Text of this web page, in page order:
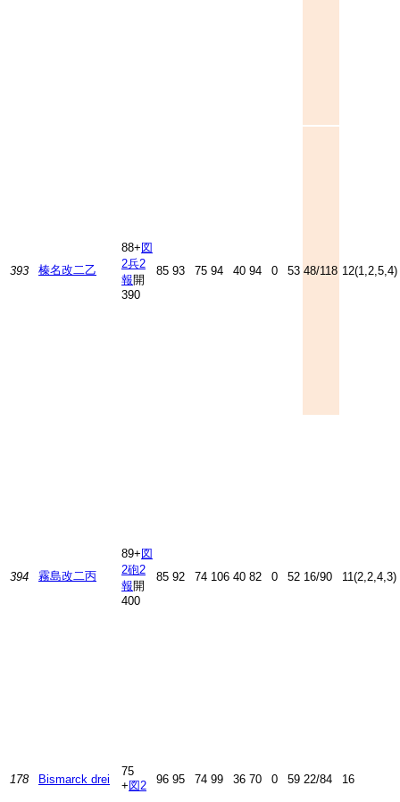
393 榛名改二乙
88+図
2兵2
報開
390
85 93 75 94 40 94 0 53 48/118 12(1,2,5,4)
394 霧島改二丙
89+図
2砲2
報開
400
85 92 74 106 40 82 0 52 16/90 11(2,2,4,3)
178 Bismarck drei
75
+図2 96 95 74 99 36 70 0 59 22/84 16